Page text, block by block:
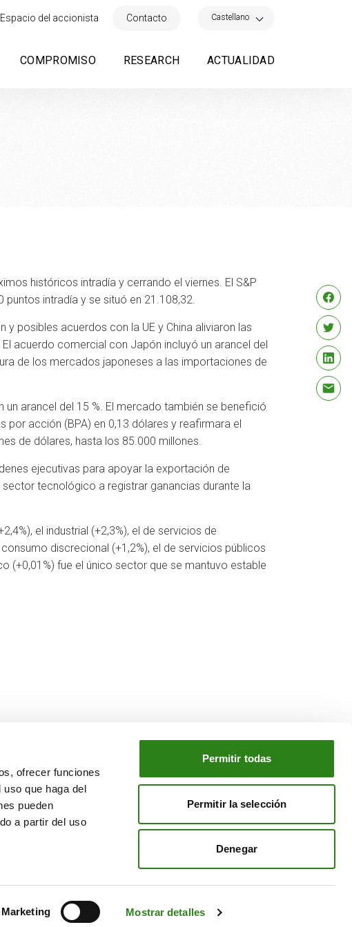
ofrecer funciones
que haga del
pueden
a partir del uso
Marketing Mostrar detalles
Permitir todas
Permitir la selección
Denegar
Espacio del accionista Contacto Castellano
COMPROMISO RESEARCH ACTUALIDAD
históricos intradía y cerrando el viernes. El S&P
intradía y se situó en 21.108,32.
posibles acuerdos con la UE y China aliviaron las
acuerdo comercial con Japón incluyó un arancel del
de los mercados japoneses a las importaciones de
arancel del 15 %. El mercado también se benefició
por acción (BPA) en 0,13 dólares y reafirmara el
de dólares, hasta los 85.000 millones.
ejecutivas para apoyar la exportación de
tecnológico a registrar ganancias durante la
el industrial (+2,3%), el de servicios de
discrecional (+1,2%), el de servicios públicos
(+0,01%) fue el único sector que se mantuvo estable
NUESTRO GRUPO
Creand Wealth Management EE. UU.